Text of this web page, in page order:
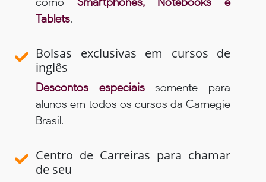
Tablets.
Bolsas exclusivas em cursos de
inglês
Descontos especiaissomente para
alunos em todos os cursos da Carnegie
Brasil.
Centro de Carreiras para chamar
de seu